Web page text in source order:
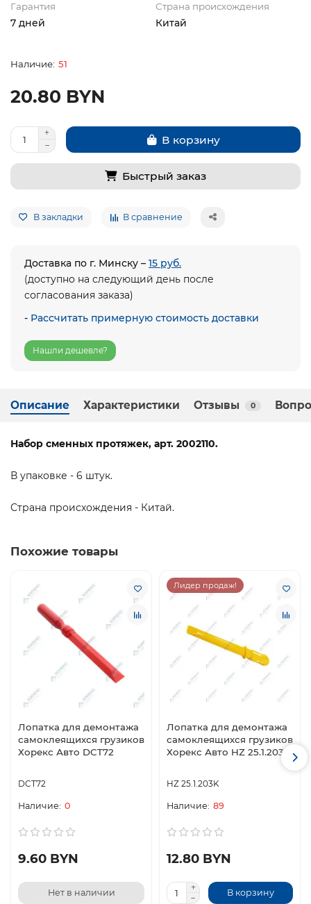
Гарантия
7 дней
Страна происхождения
Китай
51
20.80 BYN
В корзину
Быстрый заказ
В закладки В сравнение
Доставка по г. Минску – 15 руб.
(доступно на следующий день после
согласования заказа)
- Рассчитать примерную стоимость доставки
Нашли дешевле?
Описание Характеристики Отзывы 0
Набор сменных протяжек, арт. 2002110.
В упаковке - 6 штук.
Страна происхождения - Китай.
Похожие товары
Лопатка для демонтажа
самоклеящихся грузиков
Хорекс Авто DCT72
DCT72
0
9.60 BYN
Нет в наличии
Лидер продаж!
Лопатка для демонтажа
самоклеящихся грузиков
Хорекс Авто HZ 25.1.203K
HZ 25.1.203K
89
12.80 BYN
В корзину